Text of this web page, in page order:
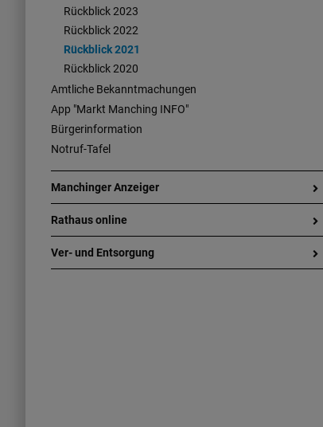
Rückblick 2023
Rückblick 2022
Rückblick 2021
Rückblick 2020
Amtliche Bekanntmachungen
App "Markt Manching INFO"
Bürgerinformation
Notruf-Tafel
Manchinger Anzeiger
Rathaus online
Ver- und Entsorgung